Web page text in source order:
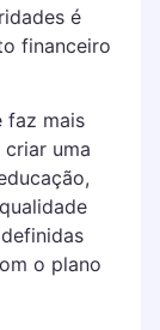
é
financeiro
faz mais
uma
o plano